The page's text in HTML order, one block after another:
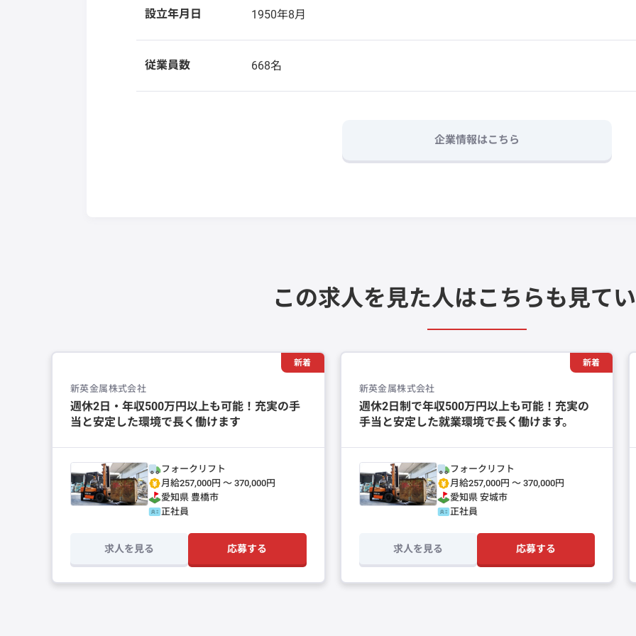
設立年月日 1950年8月
従業員数 668名
企業情報はこちら
この求人を見た人はこちらも見て
新着
新英金属株式会社
週休2日・年収500万円以上も可能！充実の手
当と安定した環境で長く働けます
フォークリフト
月給257,000円 〜 370,000円
愛知県 豊橋市
正社員
求人を見る 応募する
新着
新英金属株式会社
週休2日制で年収500万円以上も可能！充実の
手当と安定した就業環境で長く働けます。
フォークリフト
月給257,000円 〜 370,000円
愛知県 安城市
正社員
求人を見る 応募する